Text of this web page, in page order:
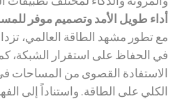
أداء طويل الأمد وتصميم موفر
مع تطور مشهد الطاقة العالمي،
في الحفاظ على استقرار الشبكة،
الاستفادة القصوى من المساحات
الكلي على الطاقة. واستناداً إلى